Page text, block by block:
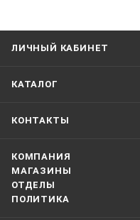
ЛИЧНЫЙ КАБИНЕТ
КАТАЛОГ
КОНТАКТЫ
КОМПАНИЯ
МАГАЗИНЫ
ОТДЕЛЫ
ПОЛИТИКА